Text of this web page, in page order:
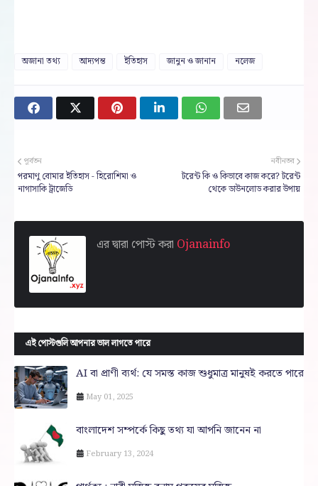
অজানা তথ্য আদ্যপন্ত ইতিহাস জানুন ও জানান নলেজ
নবীনতর
টরেন্ট কি ও কিভাবে কাজ করে? টরেন্ট
থেকে ডাউনলোড করার উপায়
পূর্বতন
পরমাণু বোমার ইতিহাস - হিরোশিমা ও
নাগাসাকি ট্রাজেডি
এর দ্বারা পোস্ট করা Ojanainfo
এই পোস্টগুলি আপনার ভাল লাগতে পারে
AI বা প্রাণী ব্যর্থ: যে সমস্ত কাজ শুধুমাত্র মানুষই করতে পারে
May 01, 2025
বাংলাদেশ সম্পর্কে কিছু তথ্য যা আপনি জানেন না
February 13, 2024